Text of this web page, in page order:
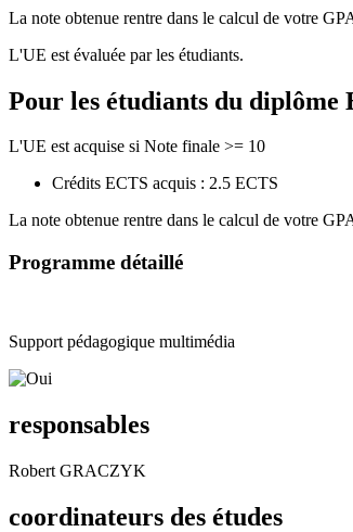
La note obtenue rentre dans le calcul de votre
L'UE est évaluée par les étudiants.
Pour les étudiants du diplôme
L'UE est acquise si Note finale >= 10
Crédits ECTS acquis : 2.5 ECTS
La note obtenue rentre dans le calcul de votre
Programme détaillé
Support pédagogique multimédia
responsables
Robert GRACZYK
coordinateurs des études